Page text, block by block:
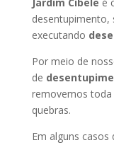
desentupimento,
executando
Por meio de
de
removemos toda
quebras.
Em alguns casos